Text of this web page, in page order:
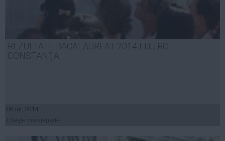
REZULTATE BACALAUREAT 2014 EDU.RO
CONSTANŢA
06 iul, 2014